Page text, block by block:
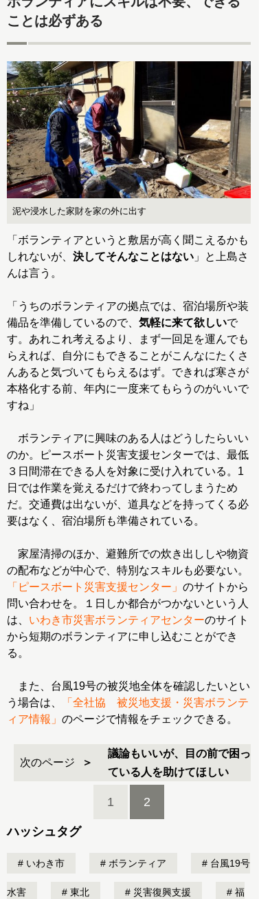
ことは必ずある
泥や浸水した家財を家の外に出す
「ボランティアというと敷居が高く聞こえるかも
しれないが、 決してそんなことはない 」と上島さ
んは言う。
「うちのボランティアの拠点では、宿泊場所や装
備品を準備しているので、 気軽に来て欲しいで
す。あれこれ考えるより、まず一回足を運んでも
らえれば、自分にもできることがこんなにたくさ
んあると気づいてもらえるはず。できれば寒さが
本格化する前、年内に一度来てもらうのがいいで
すね」
ボランティアに興味のある人はどうしたらいい
のか。ピースボート災害支援センターでは、最低
３日間滞在できる人を対象に受け入れている。1
日では作業を覚えるだけで終わってしまうため
だ。交通費は出ないが、道具などを持ってくる必
要はなく、宿泊場所も準備されている。
家屋清掃のほか、避難所での炊き出ししや物資
の配布などが中心で、特別なスキルも必要ない。
「ピースボート災害支援センター」 のサイトから
問い合わせを。１日しか都合がつかないという人
は、 いわき市災害ボランティアセンターのサイト
から短期のボランティアに申し込むことができ
る。
また、台風19号の被災地全体を確認したいとい
う場合は、
「全社協 被災地支援・災害ボランテ
ィア情報」 のページで情報をチェックできる。
次のページ
議論もいいが、目の前で困っ
ている人を助けてほしい
1 2
ハッシュタグ
いわき市 ボランティア 台風19号
水害 東北 災害復興支援 福